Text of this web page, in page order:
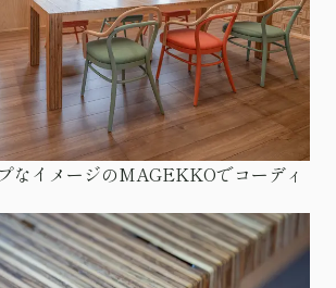
なイメージのMAGEKKOでコーディ